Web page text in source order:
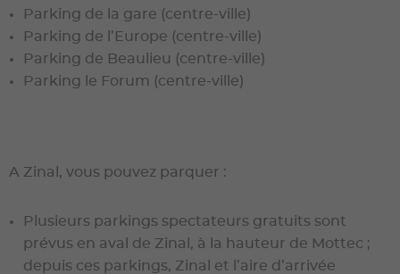
Parking de la gare (centre-ville)
Parking de l’Europe (centre-ville)
Parking de Beaulieu (centre-ville)
Parking le Forum (centre-ville)
A Zinal, vous pouvez parquer :
Plusieurs parkings spectateurs gratuits sont
prévus en aval de Zinal, à la hauteur de Mottec ;
depuis ces parkings, Zinal et l’aire d’arrivée